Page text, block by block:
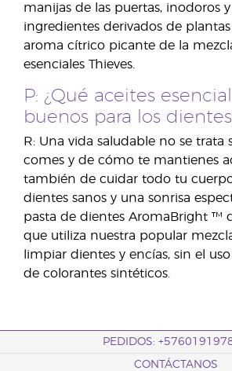
manijas de las puertas, inodoros
ingredientes derivados de
aroma cítrico picante de la
esenciales Thieves.
P: ¿Qué aceites
buenos para los
R: Una vida saludable no se trata
comes y de cómo te mantienes
también de cuidar todo tu
dientes sanos y una sonrisa
pasta de dientes AromaBright ™
que utiliza nuestra popular
limpiar dientes y encías, sin el
de colorantes sintéticos.
PEDIDOS:
CONTÁCTANOS